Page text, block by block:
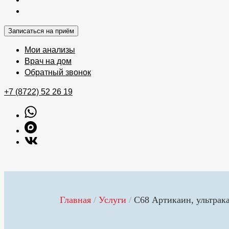
Записаться на приём
Мои анализы
Врач на дом
Обратный звонок
+7 (8722) 52 26 19
Главная / Услуги / С68 Артикаин,